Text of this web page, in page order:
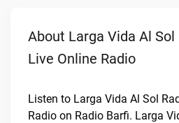
About Larga Vida Al Sol
Live Online Radio
Listen to Larga Vida Al Sol
Radio on Radio Barfi. Larga